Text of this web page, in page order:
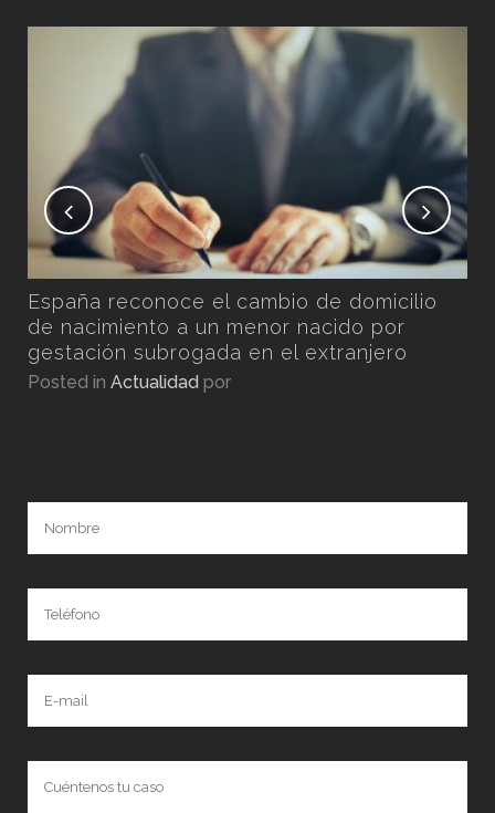
España reconoce el cambio de domicilio
de nacimiento a un menor nacido por
gestación subrogada en el extranjero
Posted in Actualidad por